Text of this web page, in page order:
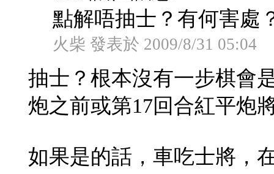
點解唔抽士？有何害處
火柴 發表於 2009/8/31 05:04
抽士？根本沒有一步棋會
炮之前或第17回合紅平炮
如果是的話，車吃士將，